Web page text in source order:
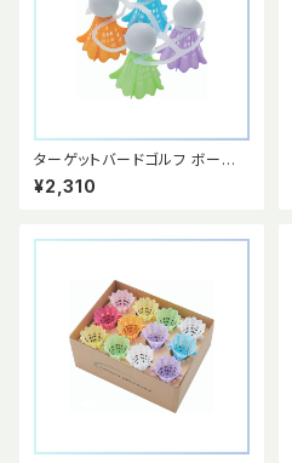
ターゲットバードゴルフ ボール
【公式球】パステルカラー 4個セ
ット (ホルダー付) 競技用ボール
¥2,310